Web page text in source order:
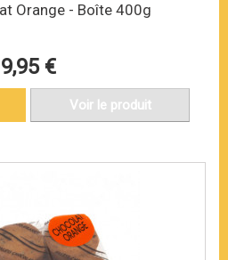
Orange - Boîte 400g
9,95 €
Voir le produit